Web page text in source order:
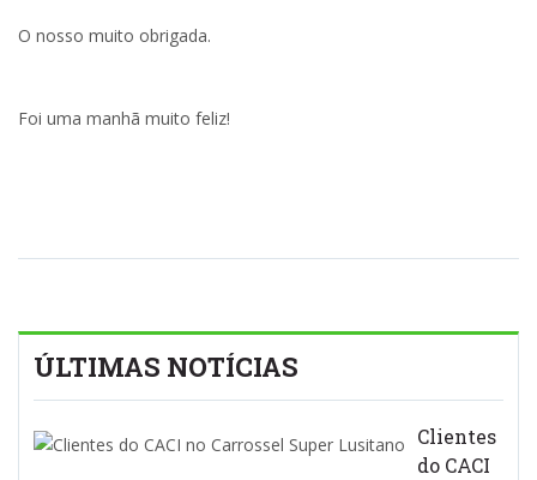
O nosso muito obrigada.
Foi uma manhã muito feliz!
ÚLTIMAS NOTÍCIAS
Clientes
do CACI